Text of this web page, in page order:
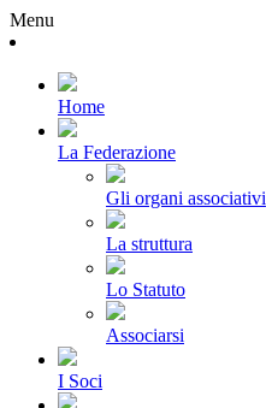
Menu
Home
La Federazione
Gli organi associativi
La struttura
Lo Statuto
Associarsi
I Soci